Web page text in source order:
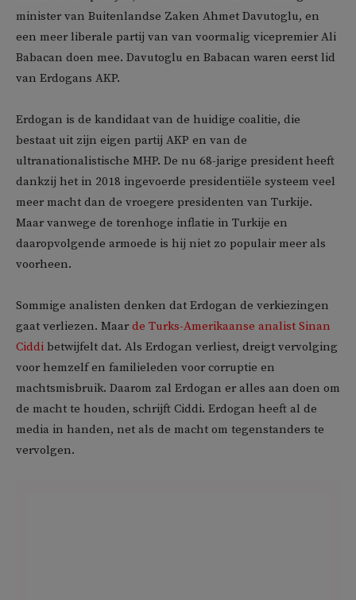
minister van Buitenlandse Zaken Ahmet Davutoglu, en
een meer liberale partij van van voormalig vicepremier Ali
Babacan doen mee. Davutoglu en Babacan waren eerst lid
van Erdogans AKP.
Erdogan is de kandidaat van de huidige coalitie, die
bestaat uit zijn eigen partij AKP en van de
ultranationalistische MHP. De nu 68-jarige president heeft
dankzij het in 2018 ingevoerde presidentiële systeem veel
meer macht dan de vroegere presidenten van Turkije.
Maar vanwege de torenhoge inflatie in Turkije en
daaropvolgende armoede is hij niet zo populair meer als
voorheen.
Sommige analisten denken dat Erdogan de verkiezingen
gaat verliezen. Maar de Turks-Amerikaanse analist Sinan
Ciddi betwijfelt dat. Als Erdogan verliest, dreigt vervolging
voor hemzelf en familieleden voor corruptie en
machtsmisbruik. Daarom zal Erdogan er alles aan doen om
de macht te houden, schrijft Ciddi. Erdogan heeft al de
media in handen, net als de macht om tegenstanders te
vervolgen.